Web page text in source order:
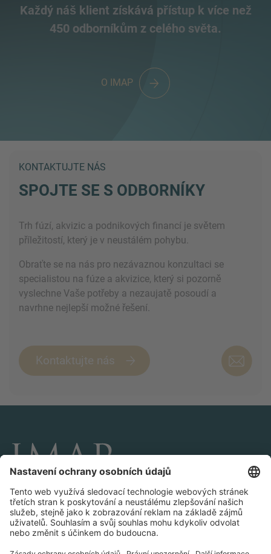
Každý náš klient získává přístup k více než
450 odborníkům z celého světa.
O IMAP
KONTAKTUJTE NÁS
SPOJTE SE S ODBORNÍKY
Trh fúzí, akvizic a podnikových financí je světem
příležitostí, který je v neustálém pohybu.
Obraťte se na nás pro nezávaznou konzultaci se
specialistou na fúze a akvizice, který si pozorně
vyslechne Vaše potřeby a nezaujatě posoudí a
navrhne nejlepší možné řešení.
Kontaktujte nás
SPOJTE SE S NÁMI A SLEDUTE NÁS